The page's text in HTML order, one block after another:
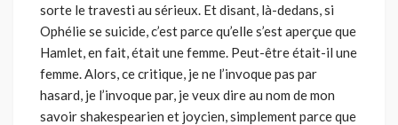
sorte le travesti au sérieux. Et disant, là-dedans, si
Ophélie se suicide, c’est parce qu’elle s’est aperçue que
Hamlet, en fait, était une femme. Peut-être était-il une
femme. Alors, ce critique, je ne l’invoque pas par
hasard, je l’invoque par, je veux dire au nom de mon
savoir shakespearien et joycien, simplement parce que